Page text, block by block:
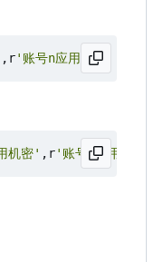
,r'账号n应用id']
机密' ,r'账号n应用机密'